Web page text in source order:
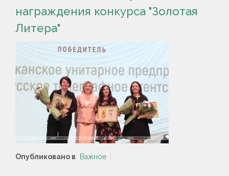
награждения конкурса "Золотая
Литера"
Опубликовано в Важное